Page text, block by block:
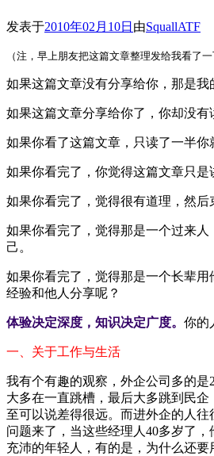
发表于2010年02月10日 由SquallATF
（注，早上朋友把这篇文章整理发给我看了
如果这篇文章没有分享给你，那是我
如果这篇文章分享给你了，你却没有
如果你看了这篇文章，只读了一半你
如果你看完了，你觉得这篇文章只
如果你看完了，觉得很有道理，然
如果你看完了，觉得那是一个过来
己。
如果你看完了，觉得那是一个长辈
经验和他人分享呢？
体验决定深度，知识决定广度。 你的
一、关于工作与生活
我有个有趣的观察，外企公司多的
大多在一直跳槽，最后大多跳到民
至可以说差得很远。而进外企的人
问题来了，当这些经理人40多岁了
充沛的年轻人，有的是，为什么还要